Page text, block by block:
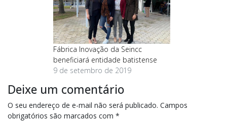
Fábrica Inovação da Seincc
beneficiará entidade batistense
9 de setembro de 2019
Deixe um comentário
O seu endereço de e-mail não será publicado. Campos
obrigatórios são marcados com *